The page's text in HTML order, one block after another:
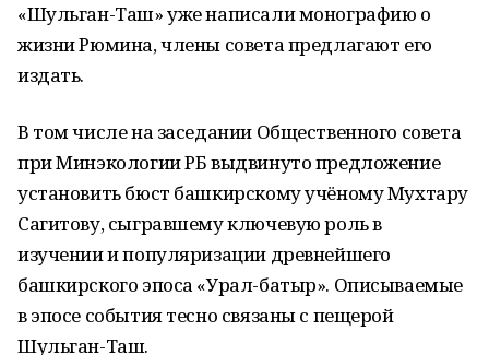
«Шульган-Таш» уже написали монографию о
жизни Рюмина, члены совета предлагают его
издать.
В том числе на заседании Общественного совета
при Минэкологии РБ выдвинуто предложение
установить бюст башкирскому учёному Мухтару
Сагитову, сыгравшему ключевую роль в
изучении и популяризации древнейшего
башкирского эпоса «Урал-батыр». Описываемые
в эпосе события тесно связаны с пещерой
Шульган-Таш.